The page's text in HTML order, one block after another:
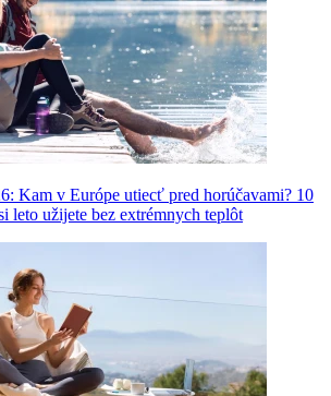
Kam v Európe utiecť pred horúčavami? 10
leto užijete bez extrémnych teplôt